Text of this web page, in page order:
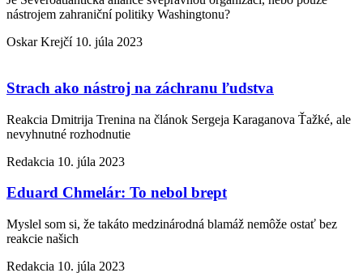
nástrojem zahraniční politiky Washingtonu?
Oskar Krejčí 10. júla 2023
Strach ako nástroj na záchranu ľudstva
Reakcia Dmitrija Trenina na článok Sergeja Karaganova Ťažké, ale
nevyhnutné rozhodnutie
Redakcia 10. júla 2023
Eduard Chmelár: To nebol brept
Myslel som si, že takáto medzinárodná blamáž nemôže ostať bez
reakcie našich
Redakcia 10. júla 2023